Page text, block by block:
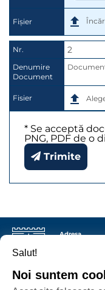
Fișier
Nr. 2
Denumire
Document
Fisier
* Se acceptă
PNG, PDF de o
Trimite
Adresa
Salut!
Noi suntem